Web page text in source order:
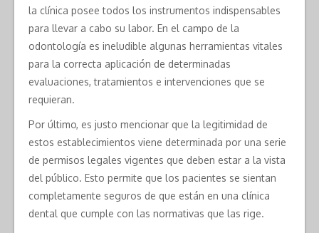
la clínica posee todos los instrumentos indispensables
para llevar a cabo su labor. En el campo de la
odontología es ineludible algunas herramientas vitales
para la correcta aplicación de determinadas
evaluaciones, tratamientos e intervenciones que se
requieran.
Por último, es justo mencionar que la legitimidad de
estos establecimientos viene determinada por una serie
de permisos legales vigentes que deben estar a la vista
del público. Esto permite que los pacientes se sientan
completamente seguros de que están en una clínica
dental que cumple con las normativas que las rige.